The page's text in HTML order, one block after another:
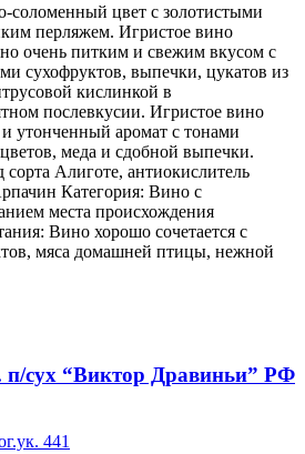
соломенный цвет с золотистыми
перляжем. Игристое вино
очень питким и свежим вкусом с
сухофруктов, выпечки, цукатов из
кислинкой в
послевкусии. Игристое вино
утонченный аромат с тонами
меда и сдобной выпечки.
Алиготе, антиокислитель
Категория: Вино с
места происхождения
Вино хорошо сочетается с
мяса домашней птицы, нежной
п/сух “Виктор Дравиньи” РФ
441